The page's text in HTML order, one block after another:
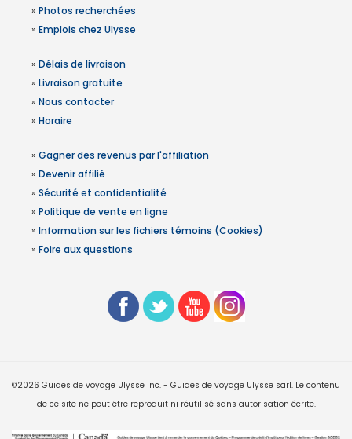
» Photos recherchées
» Emplois chez Ulysse
» Délais de livraison
» Livraison gratuite
» Nous contacter
» Horaire
» Gagner des revenus par l'affiliation
» Devenir affilié
» Sécurité et confidentialité
» Politique de vente en ligne
» Information sur les fichiers témoins (Cookies)
» Foire aux questions
©2026 Guides de voyage Ulysse inc. - Guides de voyage Ulysse sarl. Le contenu
de ce site ne peut être reproduit ni réutilisé sans autorisation écrite.